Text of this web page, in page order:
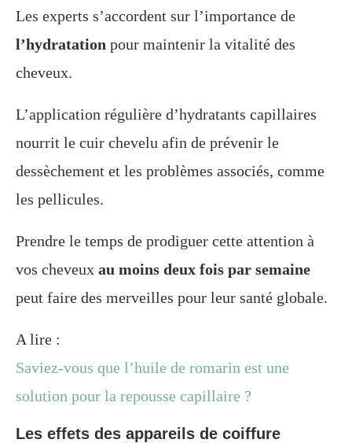
Les experts s’accordent sur l’importance de
l’hydratation pour maintenir la vitalité des
cheveux.
L’application régulière d’hydratants capillaires
nourrit le cuir chevelu afin de prévenir le
dessèchement et les problèmes associés, comme
les pellicules.
Prendre le temps de prodiguer cette attention à
vos cheveux au moins deux fois par semaine
peut faire des merveilles pour leur santé globale.
A lire :
Saviez-vous que l’huile de romarin est une
solution pour la repousse capillaire ?
Les effets des appareils de coiffure